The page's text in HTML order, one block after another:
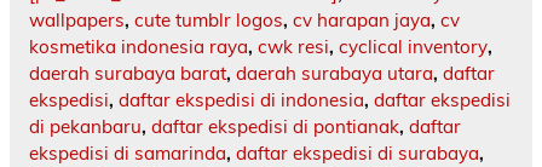
wallpapers, cute tumblr logos, cv harapan jaya, cv
kosmetika indonesia raya, cwk resi, cyclical inventory,
daerah surabaya barat, daerah surabaya utara, daftar
ekspedisi, daftar ekspedisi di indonesia, daftar ekspedisi
di pekanbaru, daftar ekspedisi di pontianak, daftar
ekspedisi di samarinda, daftar ekspedisi di surabaya,